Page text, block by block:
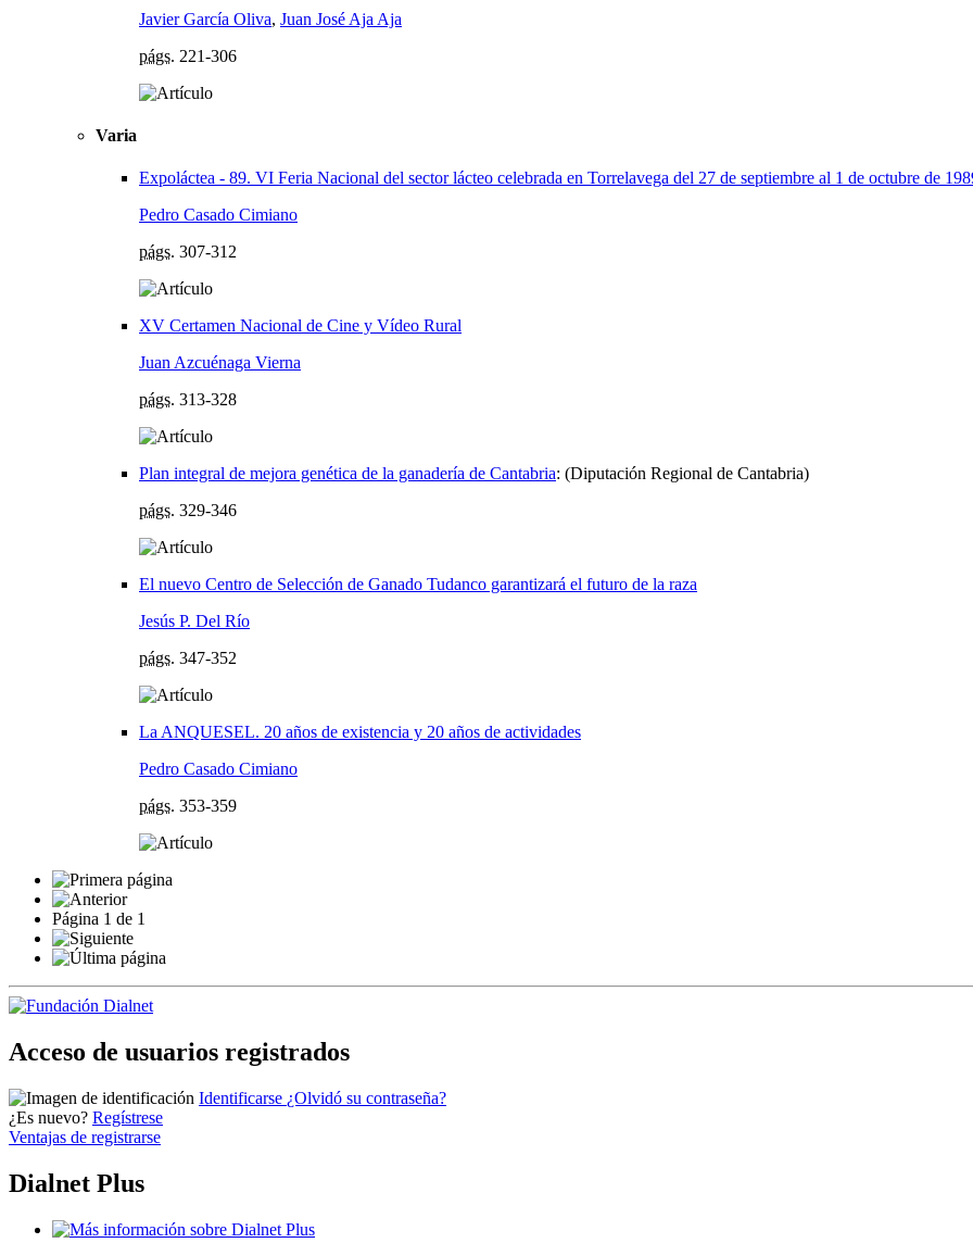
Javier García Oliva, Juan José Aja Aja
págs. 221-306
Varia
Expoláctea - 89. VI Feria Nacional del sector lácteo celebrada en Torrelavega del 27 de septiembre al 1 de octubre de
Pedro Casado Cimiano
págs. 307-312
XV Certamen Nacional de Cine y Vídeo Rural
Juan Azcuénaga Vierna
págs. 313-328
Plan integral de mejora genética de la ganadería de Cantabria: (Diputación Regional de Cantabria)
págs. 329-346
El nuevo Centro de Selección de Ganado Tudanco garantizará el futuro de la raza
Jesús P. Del Río
págs. 347-352
La ANQUESEL. 20 años de existencia y 20 años de actividades
Pedro Casado Cimiano
págs. 353-359
Página 1 de 1
Acceso de usuarios registrados
Identificarse ¿Olvidó su contraseña?
¿Es nuevo? Regístrese
Ventajas de registrarse
Dialnet Plus